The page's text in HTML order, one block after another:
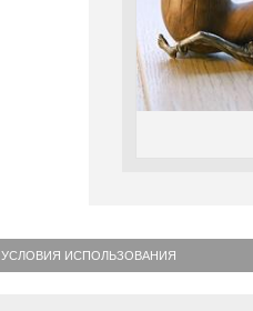
УСЛОВИЯ ИСПОЛЬЗОВАНИЯ